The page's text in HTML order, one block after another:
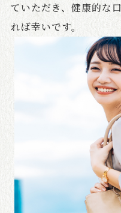
ていただき、健康的な
れば幸いです。